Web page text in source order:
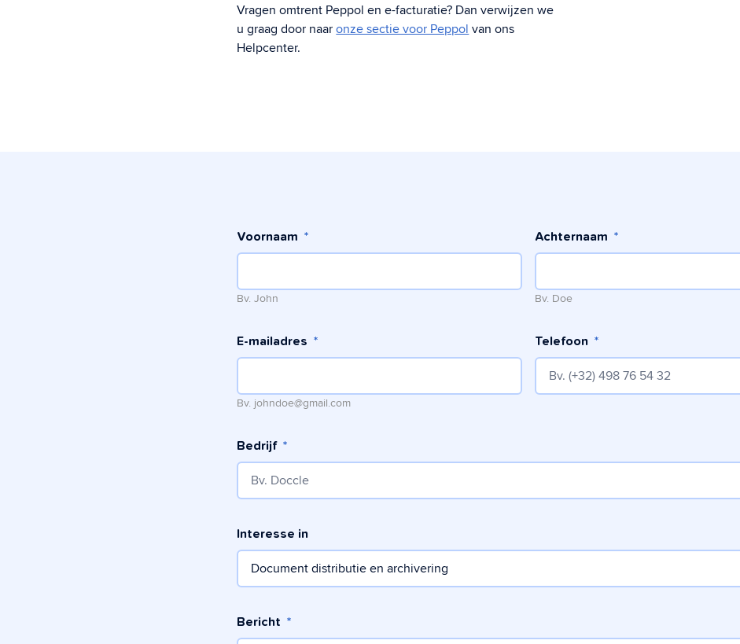
Vragen omtrent Peppol en e-facturatie? Dan verwijzen we
u graag door naaronze sectie voor Peppol van ons
Helpcenter.
Voornaam *
Bv. John
Achternaam *
Bv. Doe
E-mailadres *
Bv. johndoe@gmail.com
Telefoon *
Bedrijf *
Interesse in
Bericht *